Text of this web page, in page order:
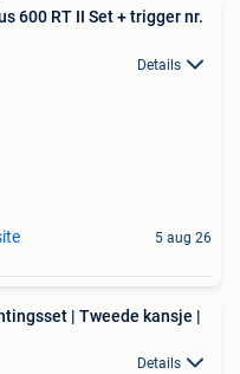
600 RT II Set + trigger nr.
Details
5 aug 26
| Tweede kansje |
Details